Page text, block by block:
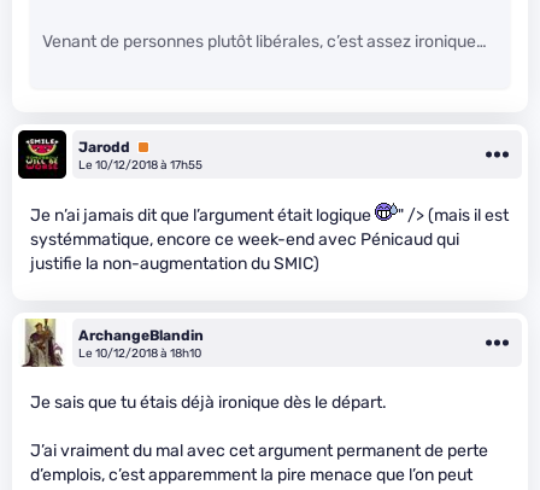
Venant de personnes plutôt libérales, c’est assez ironique…
Jarodd
Premium
Le 10/12/2018 à 17h55
Je n’ai jamais dit que l’argument était logique
" /> (mais il est
systémmatique, encore ce week-end avec Pénicaud qui
justifie la non-augmentation du SMIC)
ArchangeBlandin
Le 10/12/2018 à 18h10
Je sais que tu étais déjà ironique dès le départ.
J’ai vraiment du mal avec cet argument permanent de perte
d’emplois, c’est apparemment la pire menace que l’on peut